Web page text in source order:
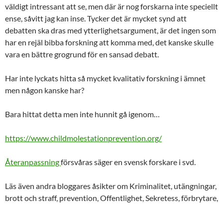
väldigt intressant att se, men där är nog forskarna inte speciellt
ense, såvitt jag kan inse. Tycker det är mycket synd att
debatten ska dras med ytterlighetsargument, är det ingen som
har en rejäl bibba forskning att komma med, det kanske skulle
vara en bättre grogrund för en sansad debatt.
Har inte lyckats hitta så mycket kvalitativ forskning i ämnet
men någon kanske har?
Bara hittat detta men inte hunnit gå igenom…
https://www.childmolestationprevention.org/
Återanpassningförsvåras säger en svensk forskare i svd.
Läs även andra bloggares åsikter om Kriminalitet, utängningar,
brott och straff, prevention, Offentlighet, Sekretess, förbrytare,